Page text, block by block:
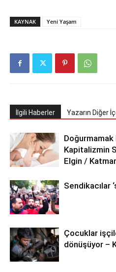
KAYNAK Yeni Yaşam
İlgili Haberler Yazarın Diğer
Doğurmamak
Kapitalizmin
Elgin /
Sendikacılar
Çocuklar
dönüşüyor –